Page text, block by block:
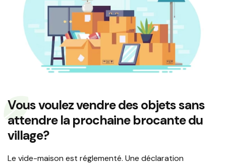
Vous voulez vendre des objets sans
attendre la prochaine brocante du
village?
Le vide-maison est réglementé. Une déclaration